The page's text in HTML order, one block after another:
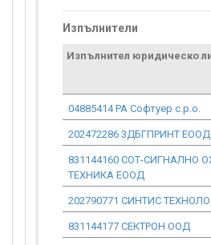
Изпълнители
Изпълнител юридическо
04885414 РА Софтуер с.р.о.
202472286 3ДБГПРИНТ ЕООД
831144160 СОТ-СИГНАЛНО
ТЕХНИКА ЕООД
202790771 СИНТИС
831144177 СЕКТРОН ООД